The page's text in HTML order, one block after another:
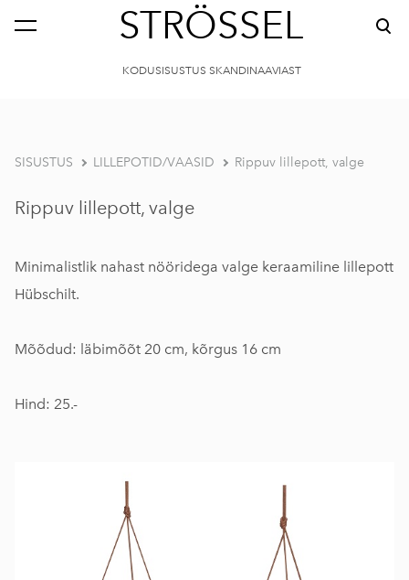
STRÖSSEL
KODUSISUSTUS SKANDINAAVIAST
SISUSTUS LILLEPOTID/VAASID Rippuv lillepott, valge
Rippuv lillepott, valge
Minimalistlik nahast nööridega valge keraamiline lillepott
Hübschilt.
Mõõdud: läbimõõt 20 cm, kõrgus 16 cm
Hind: 25.-